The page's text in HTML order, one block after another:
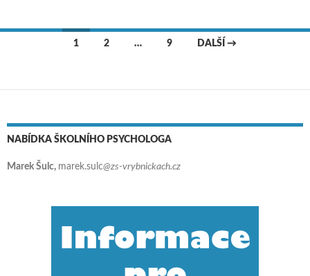
1 2 … 9 DALŠÍ →
NABÍDKA ŠKOLNÍHO PSYCHOLOGA
Marek Šulc, marek.sulc@zs-vrybnickach.cz